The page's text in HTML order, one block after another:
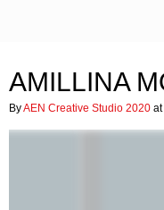
AMILLINA
ByAEN Creative Studio 2020